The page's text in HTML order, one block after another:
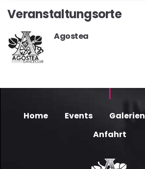
Veranstaltungsorte
Agostea
Home Events Galerien
Anfahrt